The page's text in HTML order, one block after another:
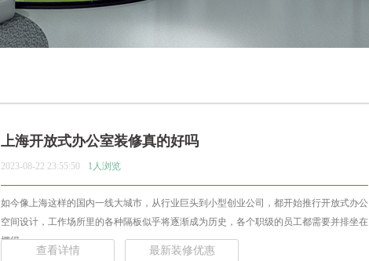
上海开放式办公室装修真的好吗
2023-08-22 23:55:50 1人浏览
如今像上海这样的国内一线大城市，从行业巨头到小型创业公司，都开始推行开放式办公
空间设计，工作场所里的各种隔板似乎将逐渐成为历史，各个职级的员工都需要并排坐在
摆得... ...
查看详情 最新装修优惠